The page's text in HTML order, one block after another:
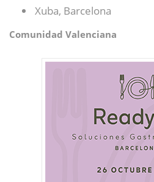
Xuba, Barcelona
Comunidad Valenciana